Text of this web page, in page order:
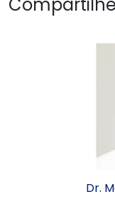
Compartilhe
Dr.